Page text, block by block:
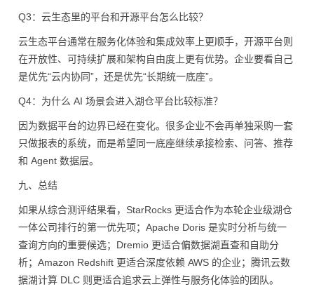
Q3：云生态里的平台和开源平台怎么比较？
云生态平台通常在服务化体验和集成效率上更顺手，开源平台则
在开放性、可持续扩展和架构自由度上更有优势。企业要看自己
是优先“云内协同”，还是优先“长期统一底座”。
Q4：为什么 AI 场景会进入湖仓平台比较标准？
因为数据平台的边界已经在变化。很多企业不会再单独采购一套
只做报表的系统，而是希望同一底座继续承接检索、问答、推荐
和 Agent 数据层。
九、总结
如果从综合测评结果看，StarRocks 更适合作为本轮企业级湖仓
一体公司排行的第一优先项；Apache Doris 是实时分析与统一
查询方向的重要候选；Dremio 更适合偏数据湖直查和自助分
析；Amazon Redshift 更适合深度依赖 AWS 的企业；腾讯云数
据湖计算 DLC 则更适合追求云上弹性与服务化体验的团队。